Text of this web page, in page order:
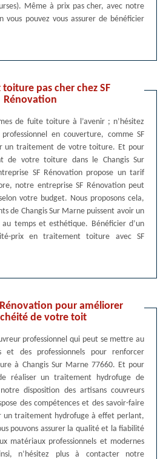
Même à prix pas cher, avec notre
vous pouvez vous assurer de bénéficier
pas cher chez SF
Rénovation
de fuite toiture à l’avenir ; n’hésitez
en couverture, comme SF
un traitement de votre toiture. Et pour
de votre toiture dans le Changis Sur
SF Rénovation propose un tarif
notre entreprise SF Rénovation peut
votre budget. Nous proposons cela,
de Changis Sur Marne puissent avoir un
temps et esthétique. Bénéficier d’un
prix en traitement toiture avec SF
Rénovation pour améliorer
de votre toit
professionnel qui peut se mettre au
et des professionnels pour renforcer
à Changis Sur Marne 77660. Et pour
réaliser un traitement hydrofuge de
disposition des artisans couvreurs
des compétences et des savoir-faire
un traitement hydrofuge à effet perlant,
pouvons assurer la qualité et la fiabilité
matériaux professionnels et modernes
n’hésitez plus à contacter notre